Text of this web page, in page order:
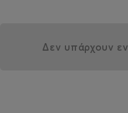
Δεν υπάρχουν